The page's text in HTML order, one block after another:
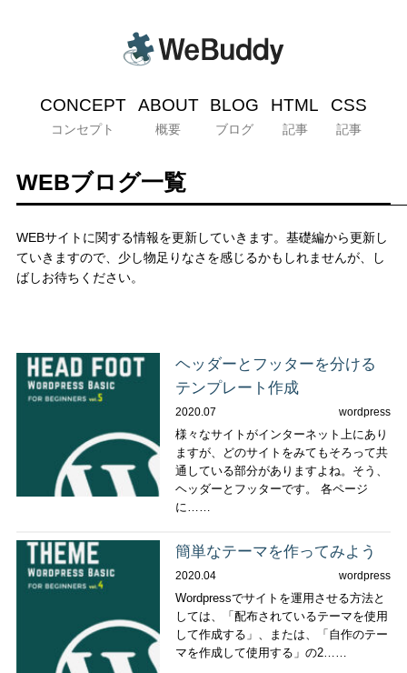
CONCEPT
コンセプト
ABOUT
概要
BLOG
ブログ
HTML
記事
CSS
記事
WEBブログ一覧
WEBサイトに関する情報を更新していきます。基礎編から更新し
ていきますので、少し物足りなさを感じるかもしれませんが、し
ばしお待ちください。
ヘッダーとフッターを分ける
テンプレート作成
2020.07
wordpress
様々なサイトがインターネット上にあり
ますが、どのサイトをみてもそろって共
通している部分がありますよね。そう、
ヘッダーとフッターです。 各ページ
に……
簡単なテーマを作ってみよう
2020.04
wordpress
Wordpressでサイトを運用させる方法と
しては、「配布されているテーマを使用
して作成する」、または、「自作のテー
マを作成して使用する」の2……